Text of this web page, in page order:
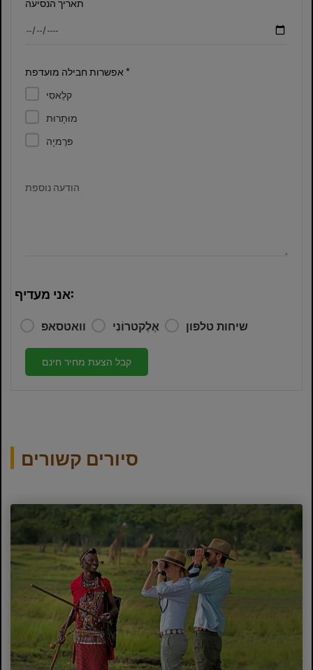
אפשרות חבילה מועדפת *
קלַאסִי
מוּתָרוּת
פּרֶמיָה
הודעה נוספת
אני מעדיף:
וואטסאפ אֶלֶקטרוֹנִי שיחות טלפון
קבל הצעת מחיר חינם
סיורים קשורים